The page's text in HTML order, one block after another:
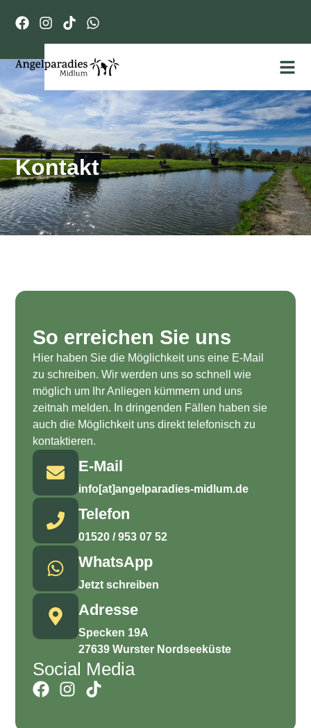
Kontakt
So erreichen Sie uns
Hier haben Sie die Möglichkeit uns eine E-Mail
zu schreiben. Wir werden uns so schnell wie
möglich um Ihr Anliegen kümmern und uns
zeitnah melden. In dringenden Fällen haben sie
auch die Möglichkeit uns direkt telefonisch zu
kontaktieren.
E-Mail
info[at]angelparadies-midlum.de
Telefon
01520 / 953 07 52
WhatsApp
Jetzt schreiben
Adresse
Specken 19A
27639 Wurster Nordseeküste
Social Media